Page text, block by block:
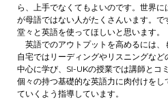
ら、上手でなくてもよいのです。世界
が母語ではない人がたくさんいます。
堂々と英語を使ってほしいと思います。
英語でのアウトプットを高めるには、
自宅ではリーディングやリスニングな
中心に学び、SI-UKの授業では講師とコ
個々の持つ基礎的な英語力に肉付けを
ていくよう指導しています。